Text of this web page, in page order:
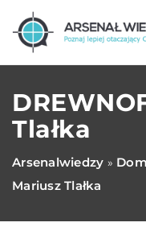
Tlałka
Arsenalwiedzy »
Mariusz Tlałka